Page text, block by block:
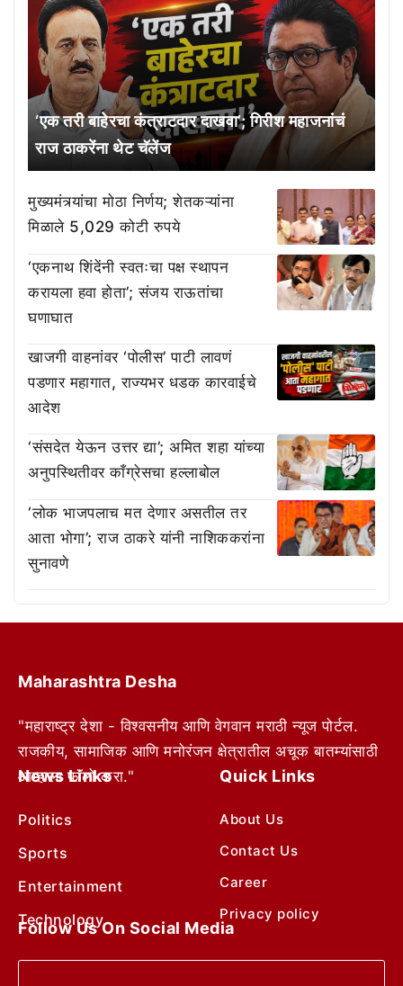
‘एक तरी बाहेरचा कंत्राटदार दाखवा’; गिरीश महाजनांचं
राज ठाकरेंना थेट चॅलेंज
मुख्यमंत्र्यांचा मोठा निर्णय; शेतकऱ्यांना
मिळाले 5,029 कोटी रुपये
‘एकनाथ शिंदेंनी स्वतःचा पक्ष स्थापन
करायला हवा होता’; संजय राऊतांचा
घणाघात
खाजगी वाहनांवर ‘पोलीस’ पाटी लावणं
पडणार महागात, राज्यभर धडक कारवाईचे
आदेश
‘संसदेत येऊन उत्तर द्या’; अमित शहा यांच्या
अनुपस्थितीवर काँग्रेसचा हल्लाबोल
‘लोक भाजपलाच मत देणार असतील तर
आता भोगा’; राज ठाकरे यांनी नाशिककरांना
सुनावणे
Maharashtra Desha
"महाराष्ट्र देशा - विश्वसनीय आणि वेगवान मराठी न्यूज पोर्टल.
राजकीय, सामाजिक आणि मनोरंजन क्षेत्रातील अचूक बातम्यांसाठी
आम्हाला फॉलो करा."
News Links
Politics
Sports
Entertainment
Technology
Quick Links
About Us
Contact Us
Career
Privacy policy
Follow Us On Social Media